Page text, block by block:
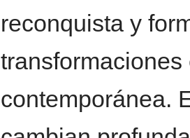
reconquista y
contemporánea.